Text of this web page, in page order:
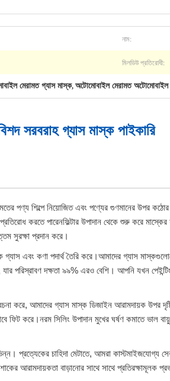
নাম:
মিলডিউ প্রতিরোধী:
মেরামত গ্যাস মাস্ক, অটোমোবাইল মেরামত অটোমোবাইল
সরবরাহ গ্যাস মাস্ক পাইকারি
পণ্য শিল্পে নিয়োজিত এবং পণ্যের গুণমানের উপর কঠোর
করতে পারেনফিল্টার উপাদান থেকে শুরু করে
সুরক্ষা প্রদান করে।
গ্যাস এবং কণা পদার্থ তৈরি করে।আমাদের গ্যাস
যার পরিস্রাবণ দক্ষতা ৯৯% এরও বেশি। আপনি যখন
করে, আমাদের গ্যাস মাস্ক ডিজাইন আরামদায়ক
ফিট করে।নরম সিলিং উপাদান মুখের ঘর্ষণ কমাতে ভাল
প্রত্যেকের চাহিদা মেটাতে, আমরা
আরামদায়কতা বাড়ানোর সাথে সাথে প্রতিরক্ষামূলক